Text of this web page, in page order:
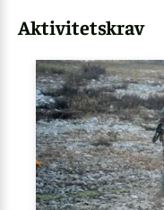
Aktivitetskrav